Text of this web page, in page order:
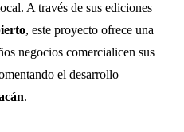
A través de sus ediciones
, este proyecto ofrece una
negocios comercialicen sus
el desarrollo
.